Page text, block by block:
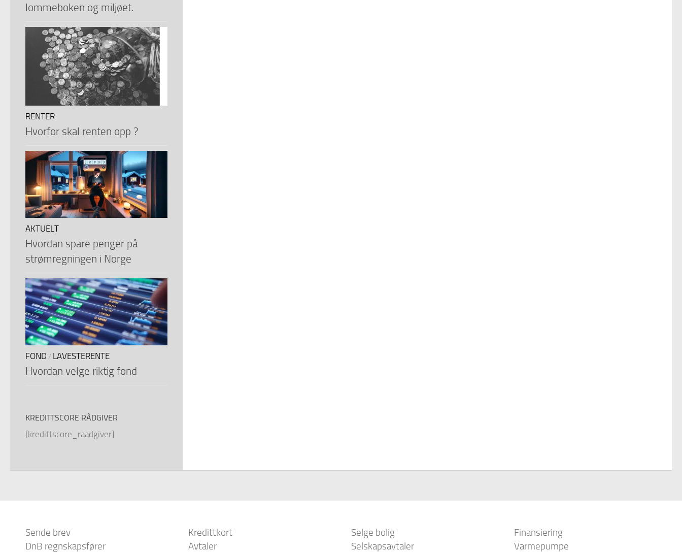
lommeboken og miljøet.
RENTER
Hvorfor skal renten opp ?
AKTUELT
Hvordan spare penger på
strømregningen i Norge
FOND / LAVESTERENTE
Hvordan velge riktig fond
KREDITTSCORE RÅDGIVER
[kredittscore_raadgiver]
Sende brev
DnB regnskapsfører
Kredittkort
Avtaler
Selge bolig
Selskapsavtaler
Finansiering
Varmepumpe